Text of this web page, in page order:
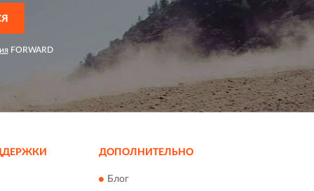
FORWARD
ДОПОЛНИТЕЛЬНО
Блог